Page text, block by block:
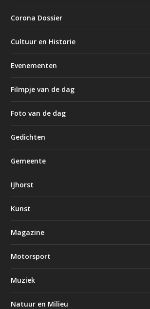
Corona Dossier
Cultuur en Historie
Evenementen
Filmpje van de dag
Foto van de dag
Gedichten
Gemeente
IJhorst
Kunst
Magazine
Motorsport
Muziek
Natuur en Milieu